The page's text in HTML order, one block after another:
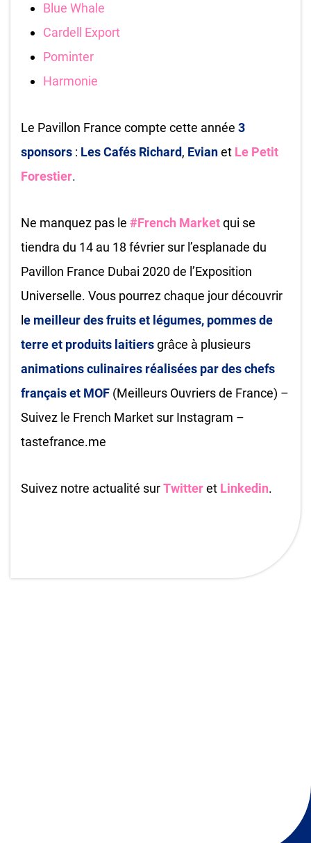
Blue Whale
Cardell Export
Pominter
Harmonie
Le Pavillon France compte cette année 3
sponsors : Les Cafés Richard, Evianet Le Petit
Forestier.
Ne manquez pas le #French Marketqui se
tiendra du 14 au 18 février sur l’esplanade du
Pavillon France Dubai 2020 de l’Exposition
Universelle. Vous pourrez chaque jour découvrir
e meilleur des fruits et légumes, pommes de
terre et produits laitiersgrâce à plusieurs
animations culinaires réalisées par des chefs
français et MOF (Meilleurs Ouvriers de France) –
Suivez le French Market sur Instagram –
tastefrance.me
Suivez notre actualité surTwitteret Linkedin.